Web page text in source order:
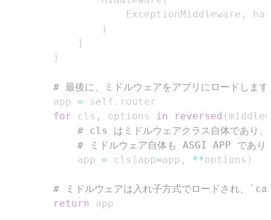
                    ExceptionMiddleware
,
)
]
)
# 最後に、ミドルウェアをアプリにロードします
        app
= self .
for cls , options in reversed (
# cls はミドルウェアクラス自体であり
# ミドルウェア自体も ASGI APP であり
            app
= cls ( app=app , **options )
# ミドルウェアは入れ子方式でロードされ、
return
app